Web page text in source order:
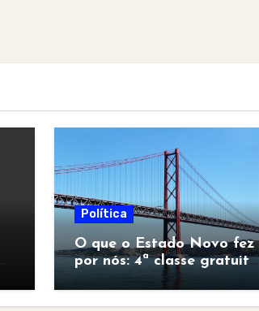
Política
O que o Estado Novo fez
por nós: 4ª classe gratuita
para todos